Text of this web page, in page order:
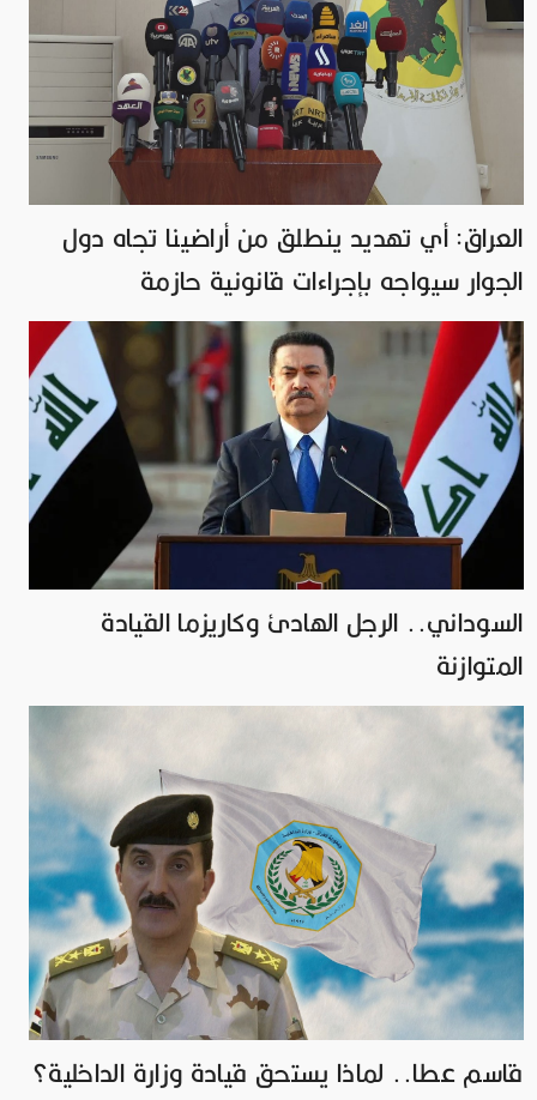
العراق: أي تهديد ينطلق من أراضينا تجاه دول
الجوار سيواجه بإجراءات قانونية حازمة
السوداني.. الرجل الهادئ وكاريزما القيادة
المتوازنة
قاسم عطا.. لماذا يستحق قيادة وزارة الداخلية؟